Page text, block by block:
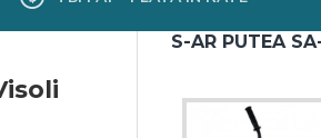
S-AR PUTEA